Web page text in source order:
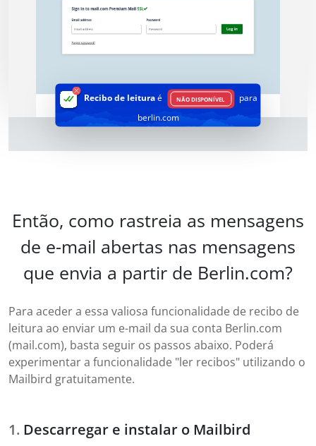
Recibo de leituraé NÃO DISPONÍVEL
para
berlin.com
Então, como rastreia as mensagens
de e-mail abertas nas mensagens
que envia a partir de Berlin.com?
Para aceder a essa valiosa funcionalidade de recibo de
leitura ao enviar um e-mail da sua conta Berlin.com
(mail.com), basta seguir os passos abaixo. Poderá
experimentar a funcionalidade "ler recibos" utilizando o
Mailbird gratuitamente.
Descarregar e instalar o Mailbird